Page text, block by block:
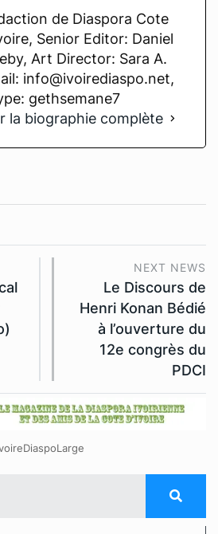
de Diaspora Cote
Senior Editor: Daniel
Art Director: Sara A.
info@ivoirediaspo.net,
gethsemane7
la biographie complète
NEXT NEWS
Le Discours de
Henri Konan Bédié
à l’ouverture du
12e congrès du
PDCI